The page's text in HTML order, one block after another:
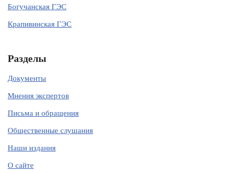
Богучанская ГЭС
Крапивинская ГЭС
Разделы
Документы
Мнения экспертов
Письма и обращения
Общественные слушания
Наши издания
О сайте